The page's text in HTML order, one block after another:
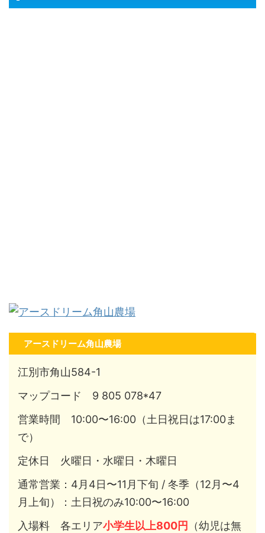
アースドリーム角山農場
江別市角山584-1
マップコード 9 805 078*47
営業時間 10:00〜16:00（土日祝日は17:00ま
で）
定休日 火曜日・水曜日・木曜日
通常営業：4月4日〜11月下旬 / 冬季（12月〜4
月上旬）：土日祝のみ10:00〜16:00
入場料 各エリア小学生以上800円 （幼児は無